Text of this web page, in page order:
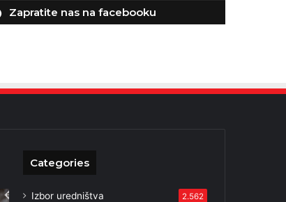
Zapratite nas na facebooku
Categories
Izbor uredništva 2.562